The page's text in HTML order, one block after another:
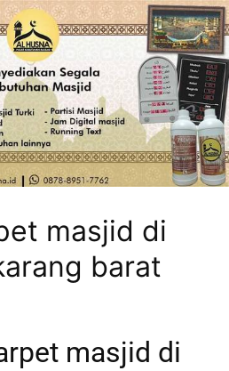
masjid di
barat
masjid di